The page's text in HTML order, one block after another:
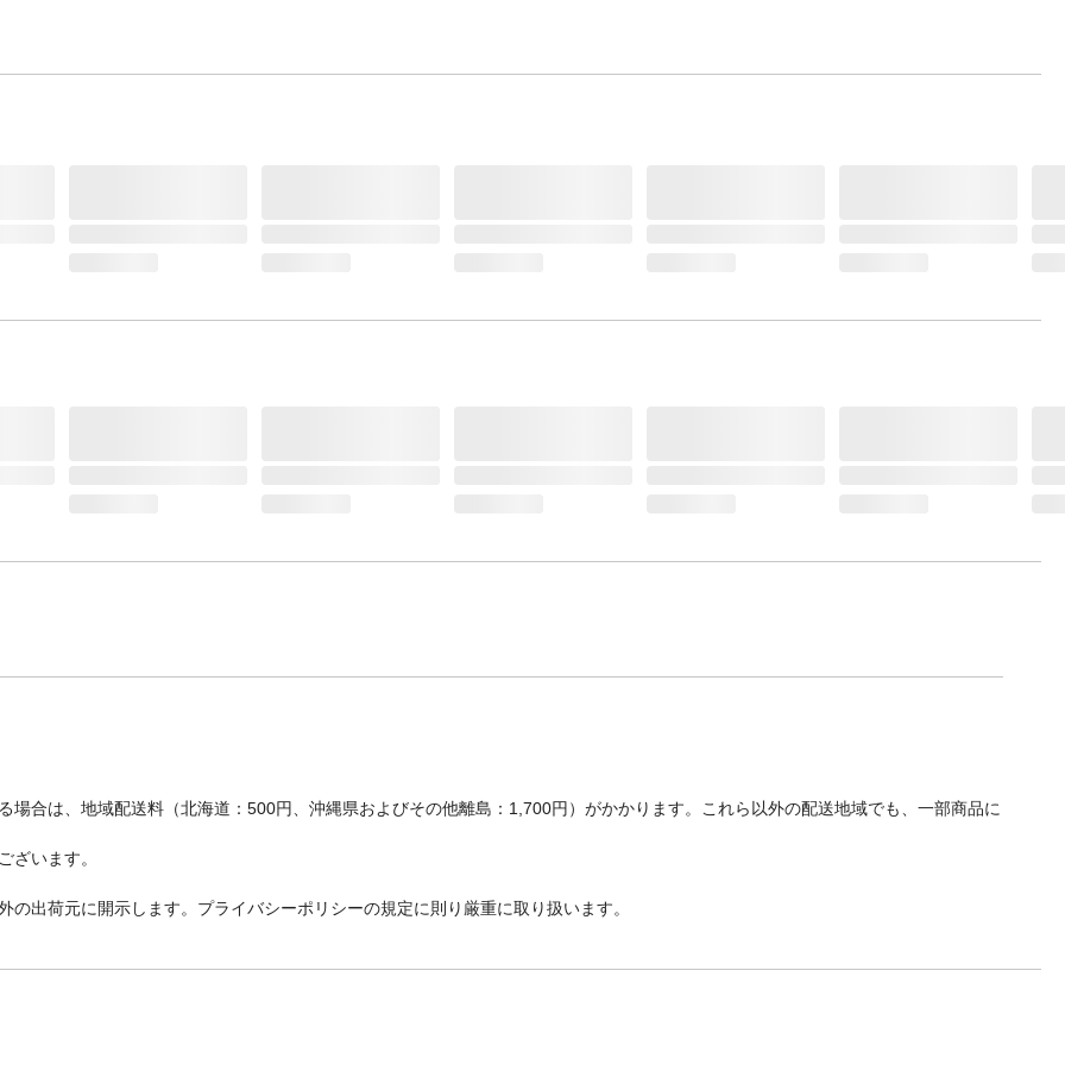
合は、地域配送料（北海道：500円、沖縄県およびその他離島：1,700円）がかかります。これら以外の配送地域でも、一部商品に
ざいます。
出荷元に開示します。プライバシーポリシーの規定に則り厳重に取り扱います。